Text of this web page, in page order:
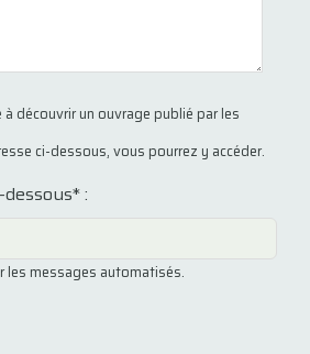
découvrir un ouvrage publié par les
ci-dessous, vous pourrez y accéder.
:
les messages automatisés.